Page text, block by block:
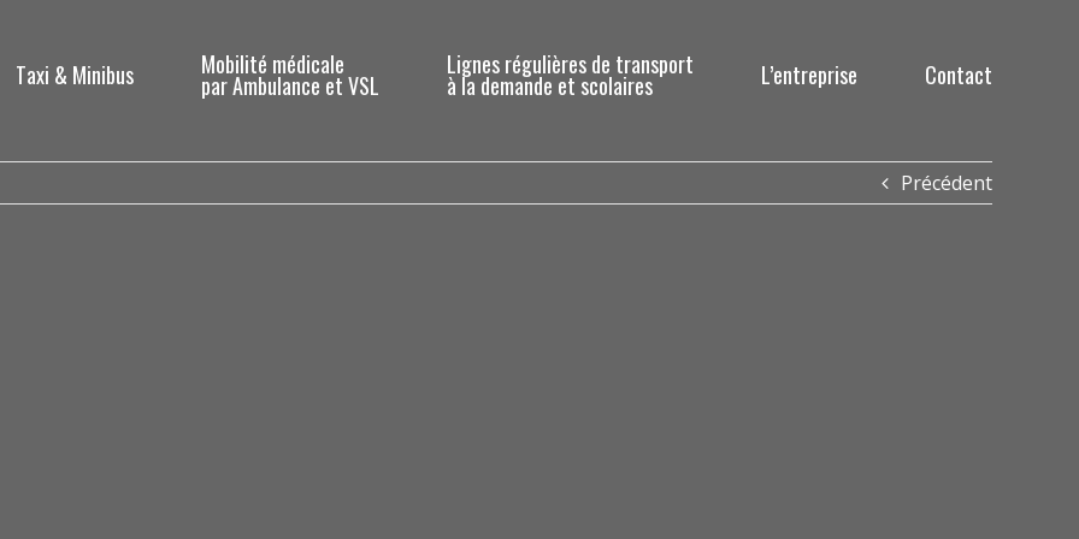
Taxi & Minibus Mobilité médicale
par Ambulance et VSL
Lignes régulières de transport
à la demande et scolaires L’entreprise Contact
Précédent